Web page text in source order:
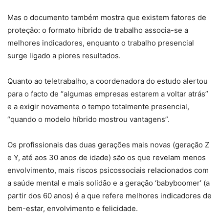
Mas o documento também mostra que existem fatores de
proteção: o formato híbrido de trabalho associa-se a
melhores indicadores, enquanto o trabalho presencial
surge ligado a piores resultados.
Quanto ao teletrabalho, a coordenadora do estudo alertou
para o facto de “algumas empresas estarem a voltar atrás”
e a exigir novamente o tempo totalmente presencial,
“quando o modelo híbrido mostrou vantagens”.
Os profissionais das duas gerações mais novas (geração Z
e Y, até aos 30 anos de idade) são os que revelam menos
envolvimento, mais riscos psicossociais relacionados com
a saúde mental e mais solidão e a geração ‘babyboomer’ (a
partir dos 60 anos) é a que refere melhores indicadores de
bem-estar, envolvimento e felicidade.